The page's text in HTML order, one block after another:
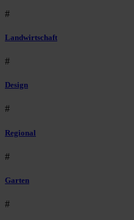
#
Landwirtschaft
#
Design
#
Regional
#
Garten
#